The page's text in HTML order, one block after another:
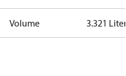
Volume 3.321 Liter